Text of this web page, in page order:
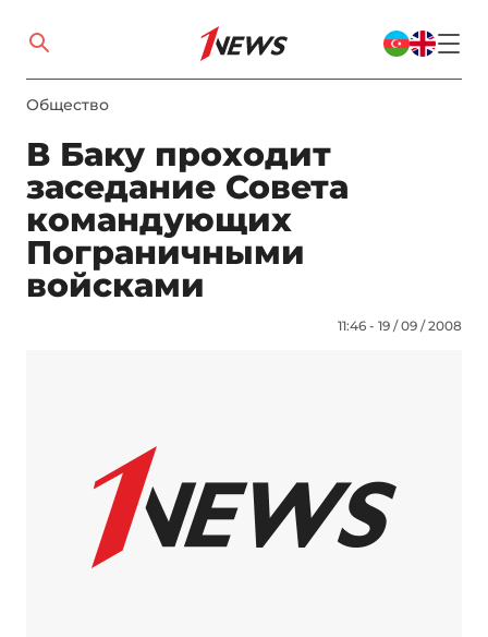
Общество
В Баку проходит
заседание Совета
командующих
Пограничными
войсками
11:46 - 19 / 09 / 2008